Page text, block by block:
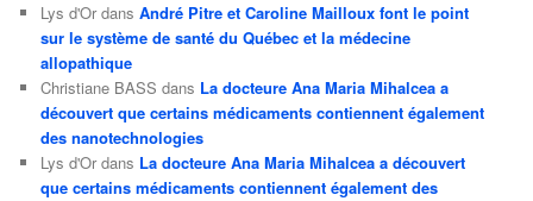
Lys d'Or dansAndré Pitre et Caroline Mailloux font le point
sur le système de santé du Québec et la médecine
allopathique
Christiane BASS dans La docteure Ana Maria Mihalcea a
découvert que certains médicaments contiennent également
des nanotechnologies
Lys d'Or dans La docteure Ana Maria Mihalcea a découvert
que certains médicaments contiennent également des